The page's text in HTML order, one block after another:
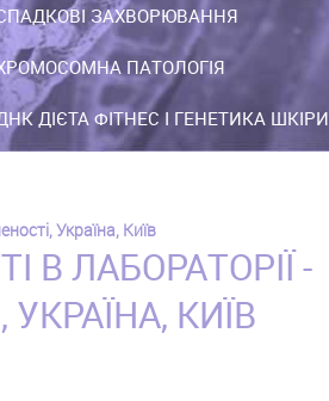
ЗАХВОРЮВАННЯ
ПАТОЛОГІЯ
ДІЄТА ФІТНЕС І ГЕНЕТИКА ШКІРИ
Україна, Київ
В ЛАБОРАТОРІЇ -
КИЇВ